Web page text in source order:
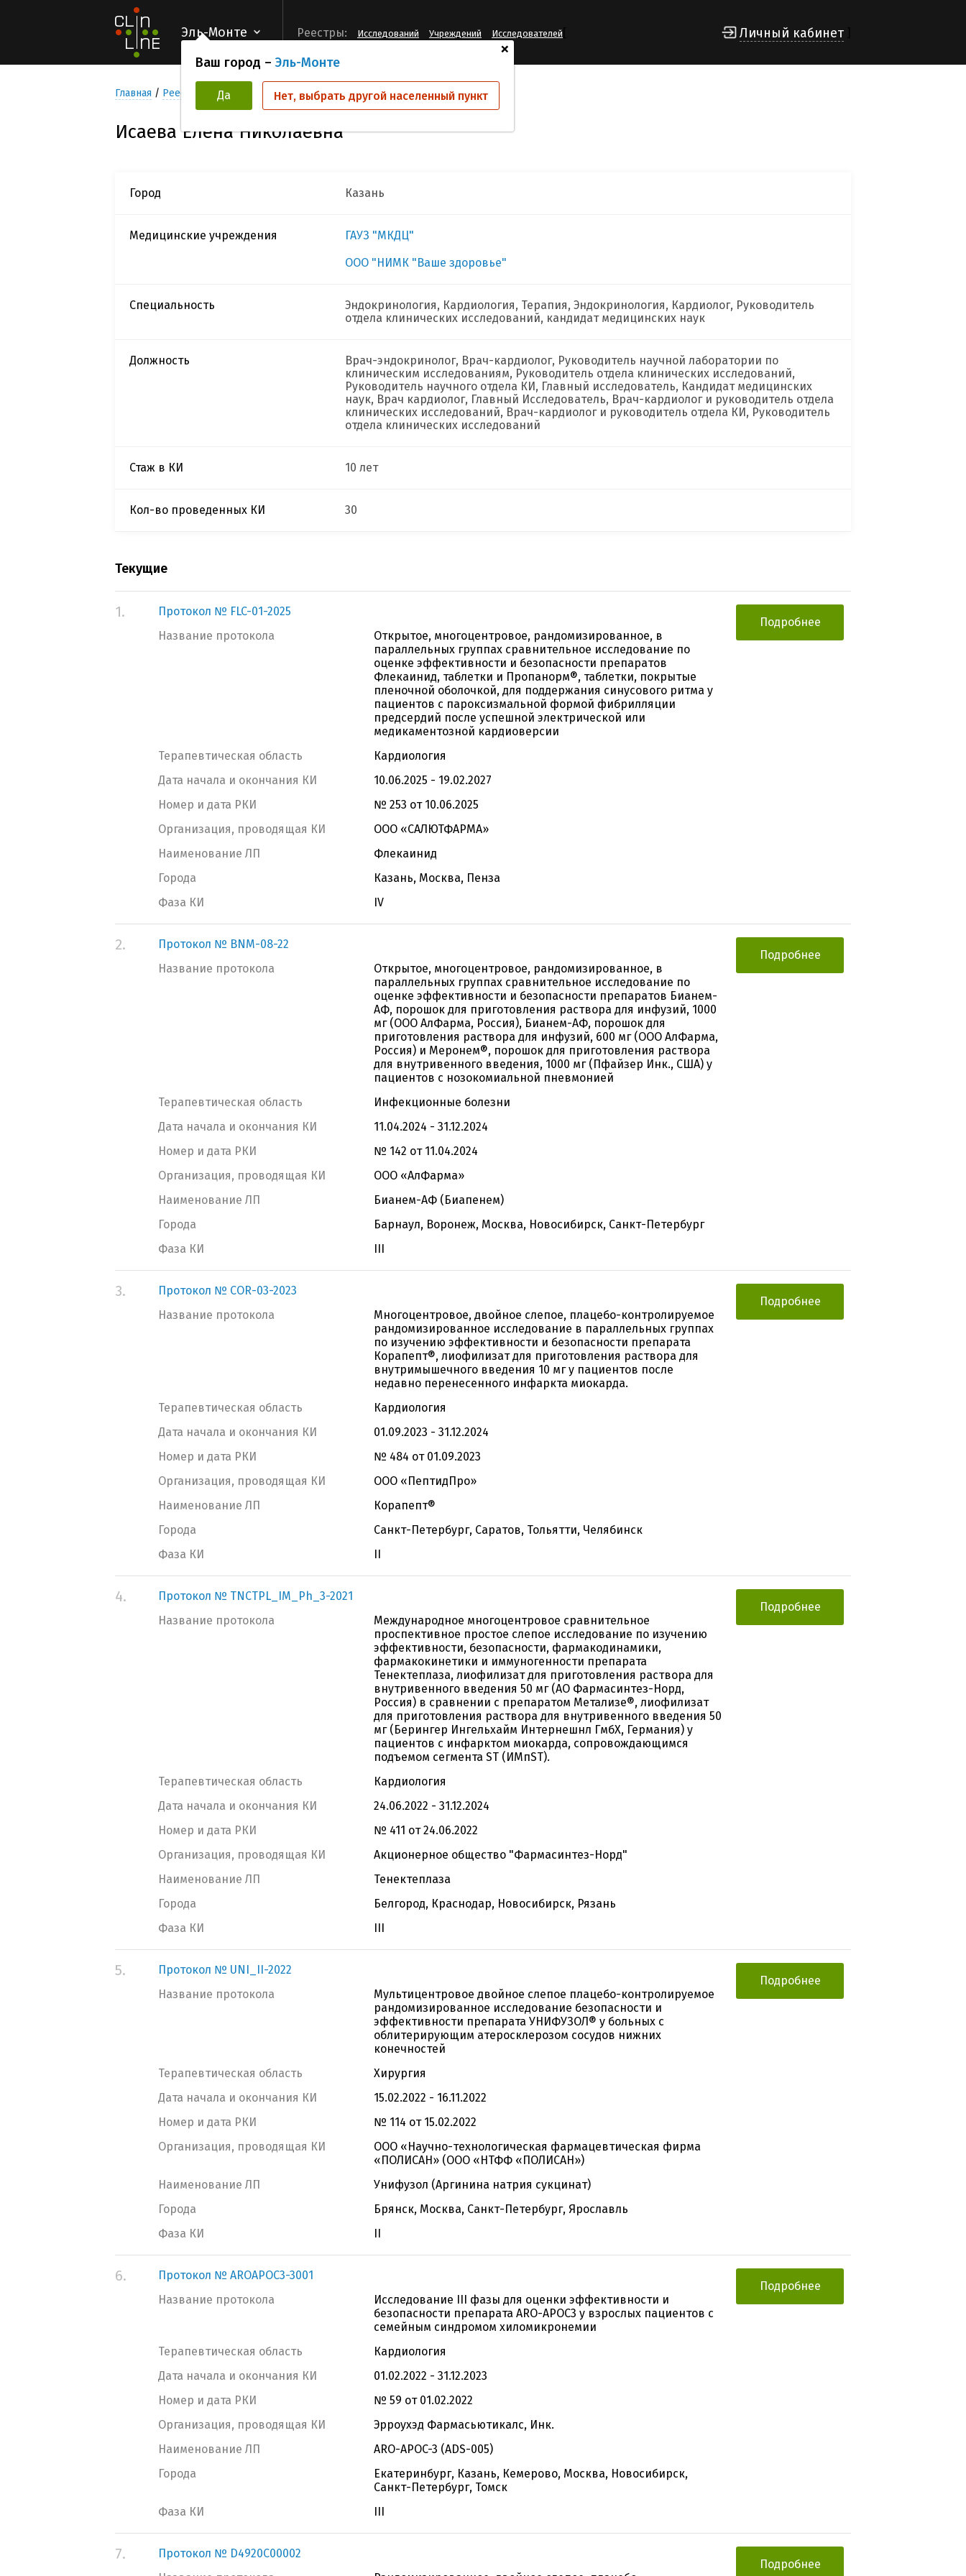
Эль-Монте
+
Ваш город – Эль-Монте
Да Нет, выбрать другой населенный пункт
Реестры: Исследований Учреждений Исследователей Личный кабинет
Главная Реестр Исследователей Исаева Елена Николаевна
Исаева Елена Николаевна
Город Казань
Медицинские учреждения
ГАУЗ "МКДЦ"
ООО "НИМК "Ваше здоровье"
Специальность
Эндокринология, Кардиология, Терапия, Эндокринология, Кардиолог, Руководитель
отдела клинических исследований, кандидат медицинских наук
Должность
Врач-эндокринолог, Врач-кардиолог, Руководитель научной лаборатории по
клиническим исследованиям, Руководитель отдела клинических исследований,
Руководитель научного отдела КИ, Главный исследователь, Кандидат медицинских
наук, Врач кардиолог, Главный Исследователь, Врач-кардиолог и руководитель отдела
клинических исследований, Врач-кардиолог и руководитель отдела КИ, Руководитель
отдела клинических исследований
Стаж в КИ 10 лет
Кол-во проведенных КИ 30
Текущие
1.
Протокол № FLC-01-2025
Название протокола
Открытое, многоцентровое, рандомизированное, в
параллельных группах сравнительное исследование по
оценке эффективности и безопасности препаратов
Флекаинид, таблетки и Пропанорм®, таблетки, покрытые
пленочной оболочкой, для поддержания синусового ритма у
пациентов с пароксизмальной формой фибрилляции
предсердий после успешной электрической или
медикаментозной кардиоверсии
Терапевтическая область
Кардиология
Дата начала и окончания КИ
10.06.2025 - 19.02.2027
Номер и дата РКИ
№ 253 от 10.06.2025
Организация, проводящая КИ
ООО «САЛЮТФАРМА»
Наименование ЛП
Флекаинид
Города
Казань, Москва, Пенза
Фаза КИ
IV
Подробнее
2.
Протокол № BNM-08-22
Название протокола
Открытое, многоцентровое, рандомизированное, в
параллельных группах сравнительное исследование по
оценке эффективности и безопасности препаратов Бианем-
АФ, порошок для приготовления раствора для инфузий, 1000
мг (ООО АлФарма, Россия), Бианем-АФ, порошок для
приготовления раствора для инфузий, 600 мг (ООО АлФарма,
Россия) и Меронем®, порошок для приготовления раствора
для внутривенного введения, 1000 мг (Пфайзер Инк., США) у
пациентов с нозокомиальной пневмонией
Терапевтическая область
Инфекционные болезни
Дата начала и окончания КИ
11.04.2024 - 31.12.2024
Номер и дата РКИ
№ 142 от 11.04.2024
Организация, проводящая КИ
ООО «АлФарма»
Наименование ЛП
Бианем-АФ (Биапенем)
Города
Барнаул, Воронеж, Москва, Новосибирск, Санкт-Петербург
Фаза КИ
III
Подробнее
3.
Протокол № COR-03-2023
Название протокола
Многоцентровое, двойное слепое, плацебо-контролируемое
рандомизированное исследование в параллельных группах
по изучению эффективности и безопасности препарата
Корапепт®, лиофилизат для приготовления раствора для
внутримышечного введения 10 мг у пациентов после
недавно перенесенного инфаркта миокарда.
Терапевтическая область
Кардиология
Дата начала и окончания КИ
01.09.2023 - 31.12.2024
Номер и дата РКИ
№ 484 от 01.09.2023
Организация, проводящая КИ
ООО «ПептидПро»
Наименование ЛП
Корапепт®
Города
Санкт-Петербург, Саратов, Тольятти, Челябинск
Фаза КИ
II
Подробнее
4.
Протокол № TNCTPL_IM_Ph_3-2021
Название протокола
Международное многоцентровое сравнительное
проспективное простое слепое исследование по изучению
эффективности, безопасности, фармакодинамики,
фармакокинетики и иммуногенности препарата
Тенектеплаза, лиофилизат для приготовления раствора для
внутривенного введения 50 мг (АО Фармасинтез-Норд,
Россия) в сравнении с препаратом Метализе®, лиофилизат
для приготовления раствора для внутривенного введения 50
мг (Берингер Ингельхайм Интернешнл ГмбХ, Германия) у
пациентов c инфарктом миокарда, сопровождающимся
подъемом сегмента ST (ИМпST).
Терапевтическая область
Кардиология
Дата начала и окончания КИ
24.06.2022 - 31.12.2024
Номер и дата РКИ
№ 411 от 24.06.2022
Организация, проводящая КИ
Акционерное общество "Фармасинтез-Норд"
Наименование ЛП
Тенектеплаза
Города
Белгород, Краснодар, Новосибирск, Рязань
Фаза КИ
III
Подробнее
5.
Протокол № UNI_II-2022
Название протокола
Мультицентровое двойное слепое плацебо-контролируемое
рандомизированное исследование безопасности и
эффективности препарата УНИФУЗОЛ® у больных с
облитерирующим атеросклерозом сосудов нижних
конечностей
Терапевтическая область
Хирургия
Дата начала и окончания КИ
15.02.2022 - 16.11.2022
Номер и дата РКИ
№ 114 от 15.02.2022
Организация, проводящая КИ
ООО «Научно-технологическая фармацевтическая фирма
«ПОЛИСАН» (ООО «НТФФ «ПОЛИСАН»)
Наименование ЛП
Унифузол (Аргинина натрия сукцинат)
Города
Брянск, Москва, Санкт-Петербург, Ярославль
Фаза КИ
II
Подробнее
6.
Протокол № AROAPOC3-3001
Название протокола
Исследование III фазы для оценки эффективности и
безопасности препарата ARO-APOC3 у взрослых пациентов c
семейным синдромом хиломикронемии
Терапевтическая область
Кардиология
Дата начала и окончания КИ
01.02.2022 - 31.12.2023
Номер и дата РКИ
№ 59 от 01.02.2022
Организация, проводящая КИ
Эрроухэд Фармасьютикалс, Инк.
Наименование ЛП
ARO-APOC-3 (ADS-005)
Города
Екатеринбург, Казань, Кемерово, Москва, Новосибирск,
Санкт-Петербург, Томск
Фаза КИ
III
Подробнее
7.
Протокол № D4920C00002
Подробнее